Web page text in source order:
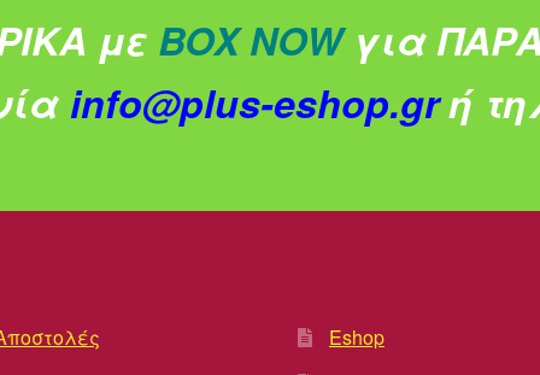
με BOX NOW για
info@plus-eshop.grή
Eshop